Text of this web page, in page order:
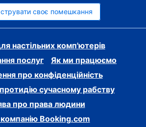
своє помешкання
настільних комп'ютерів
послуг
Як ми працюємо
про конфіденційність
сучасному рабству
про права людини
Booking.com